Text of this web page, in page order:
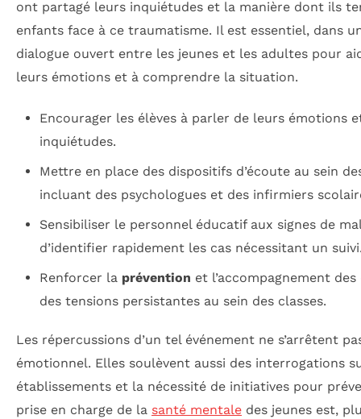
ont partagé leurs inquiétudes et la manière dont ils
enfants face à ce traumatisme. Il est essentiel, dans
dialogue ouvert entre les jeunes et les adultes pour
leurs émotions et à comprendre la situation.
Encourager les élèves à parler de leurs émotions
inquiétudes.
Mettre en place des dispositifs d’écoute au sein
incluant des psychologues et des infirmiers
Sensibiliser le personnel éducatif aux signes de
d’identifier rapidement les cas nécessitant un
Renforcer la prévention et l’accompagnement
des tensions persistantes au sein des classes.
Les répercussions d’un tel événement ne s’arrêtent
émotionnel. Elles soulèvent aussi des interrogations
établissements et la nécessité de initiatives pour
prise en charge de la santé mentale des jeunes est,